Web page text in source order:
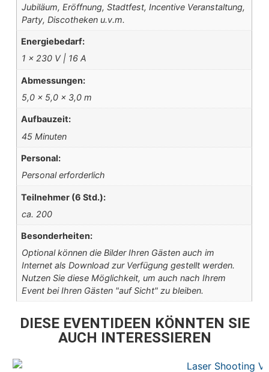
Jubiläum, Eröffnung, Stadtfest, Incentive Veranstaltung,
Party, Discotheken u.v.m.
Energiebedarf:
1 x 230 V | 16 A
Abmessungen:
5,0 x 5,0 x 3,0 m
Aufbauzeit:
45 Minuten
Personal:
Personal erforderlich
Teilnehmer (6 Std.):
ca. 200
Besonderheiten:
Optional können die Bilder Ihren Gästen auch im
Internet als Download zur Verfügung gestellt werden.
Nutzen Sie diese Möglichkeit, um auch nach Ihrem
Event bei Ihren Gästen "auf Sicht" zu bleiben.
DIESE EVENTIDEEN KÖNNTEN SIE
AUCH INTERESSIEREN